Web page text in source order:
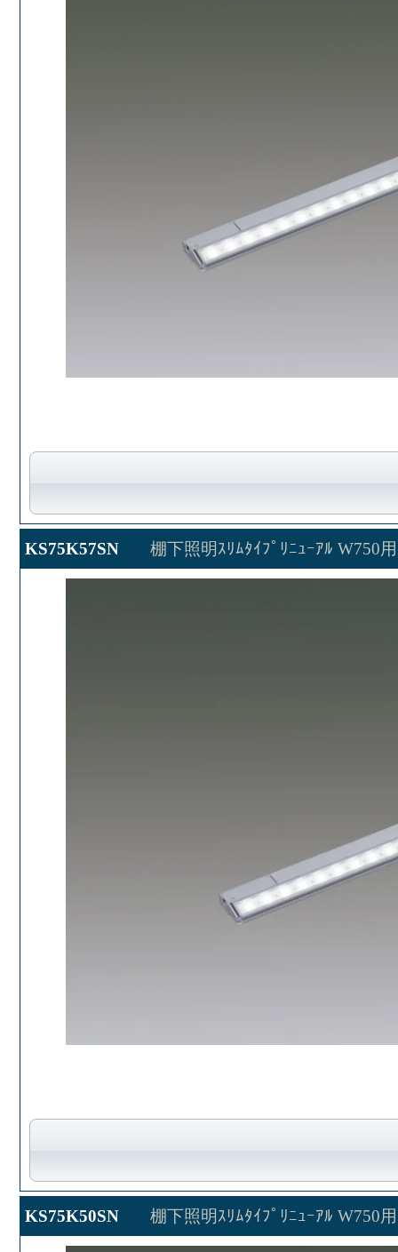
KS75K57SN 棚下照明ｽﾘﾑﾀｲﾌﾟﾘﾆｭｰｱﾙ W750用
KS75K50SN 棚下照明ｽﾘﾑﾀｲﾌﾟﾘﾆｭｰｱﾙ W750用